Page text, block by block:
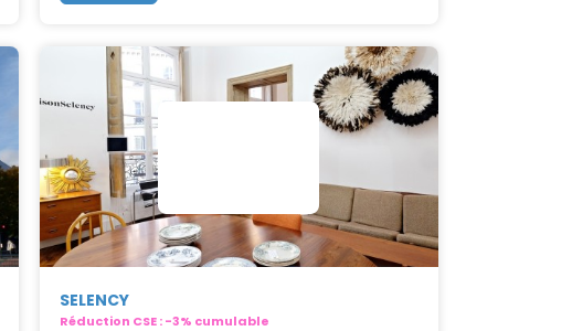
SELENCY
Réduction CSE : -3% cumulable